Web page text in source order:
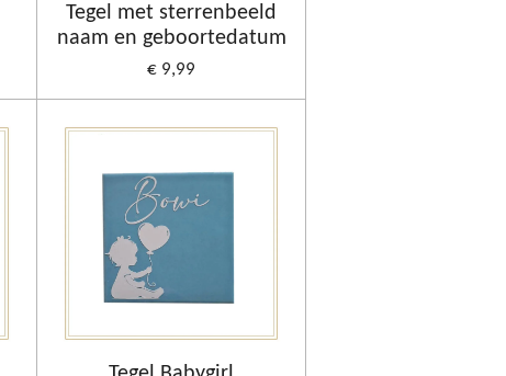
Tegel met sterrenbeeld
naam en geboortedatum
€ 9,99